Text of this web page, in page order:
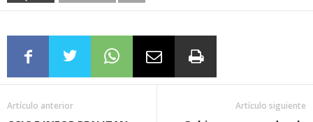
Artículo anterior Artículo siguiente